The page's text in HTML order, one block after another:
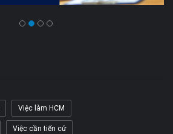
Việc làm HCM
Việc cần tiến cử